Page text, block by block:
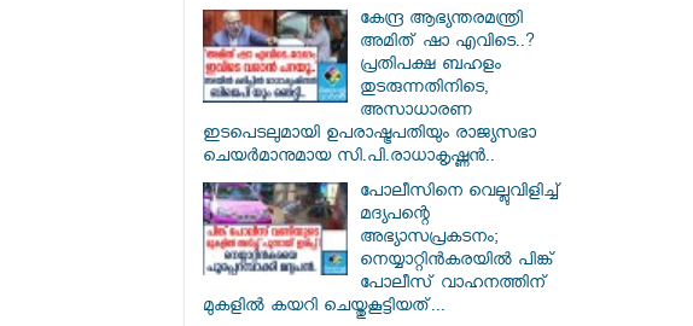
കേന്ദ്ര ആഭ്യന്തരമന്ത്രി
അമിത് ഷാ എവിടെ..?
പ്രതിപക്ഷ ബഹളം
തുടരുന്നതിനിടെ,
അസാധാരണ
ഇടപെടലുമായി ഉപരാഷ്ട്രപതിയും രാജ്യസഭാ
ചെയർമാനുമായ സി.പി.രാധാകൃഷ്ണൻ..
പോലീസിനെ വെല്ലുവിളിച്ച്
മദ്യപന്റെ
അഭ്യാസപ്രകടനം;
നെയ്യാറ്റിൻകരയിൽ പിങ്ക്
പോലീസ് വാഹനത്തിന്
മുകളിൽ കയറി ചെയ്തുകൂട്ടിയത്...